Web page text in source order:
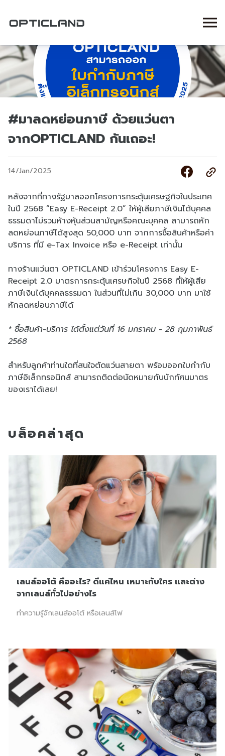
#มาลดหย่อนภาษี ด้วยแว่นตา
จากOPTICLAND กันเถอะ!
14/Jan/2025
หลังจากที่ทางรัฐบาลออกโครงการกระตุ้นเศรษฐกิจในประเทศ
ในปี 2568 “Easy E-Receipt 2.0” ให้ผู้เสียภาษีเงินได้บุคคล
ธรรมดาไม่รวมห้างหุ้นส่วนสามัญหรือคณะบุคคล สามารถหัก
ลดหย่อนภาษีได้สูงสุด 50,000 บาท จากการซื้อสินค้าหรือค่า
บริการ ที่มี e-Tax Invoice หรือ e-Receipt เท่านั้น
ทางร้านแว่นตา OPTICLAND เข้าร่วมโครงการ Easy E-
Receipt 2.0 มาตรการกระตุ้นเศรษกิจในปี 2568 ที่ให้ผู้เสีย
ภาษีเงินได้บุคคลธรรมดา ในส่วนที่ไม่เกิน 30,000 บาท มาใช้
หักลดหย่อนภาษีได้
* ซื้อสินค้า-บริการ ได้ตั้งแต่วันที่ 16 มกราคม - 28 กุมภาพันธ์
2568
สำหรับลูกค้าท่านใดที่สนใจตัดแว่นสายตา พร้อมออกใบกำกับ
ภาษีอิเล็กทรอนิกส์ สามารถติดต่อนัดหมายกับนักทัศนมาตร
ของเราได้เลย!
บล็อคล่าสุด
เลนส์ออโต้ คืออะไร? ดีแค่ไหน เหมาะกับใคร และต่าง
จากเลนส์ทั่วไปอย่างไร
ทำความรู้จักเลนส์ออโต้ หรือเลนส์โฟ